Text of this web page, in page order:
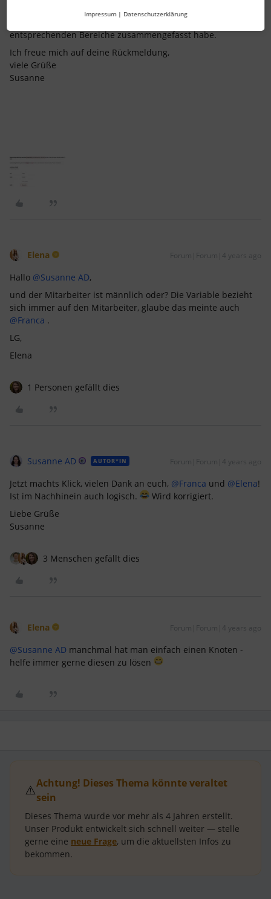
entsprechenden Bereiche zusammengefasst habe.
Ich freue mich auf deine Rückmeldung,
viele Grüße
Susanne
Elena Forum|Forum|4 years ago
Hallo @Susanne AD,
und der Mitarbeiter ist männlich oder? Die Variable bezieht
sich immer auf den Mitarbeiter, glaube das meinte auch
@Franca .
LG,
Elena
1 Personen gefällt dies
Susanne AD AUTOR*IN Forum|Forum|4 years ago
Jetzt machts Klick, vielen Dank an euch, @Franca und @Elena!
Ist im Nachhinein auch logisch.
Wird korrigiert.
Liebe Grüße
Susanne
3 Menschen gefällt dies
Elena Forum|Forum|4 years ago
@Susanne AD manchmal hat man einfach einen Knoten -
helfe immer gerne diesen zu lösen
⚠️Achtung! Dieses Thema könnte veraltet
sein
Dieses Thema wurde vor mehr als 4 Jahren erstellt.
Unser Produkt entwickelt sich schnell weiter — stelle
gerne eine neue Frage, um die aktuellsten Infos zu
bekommen.
Impressum | Datenschutzerklärung